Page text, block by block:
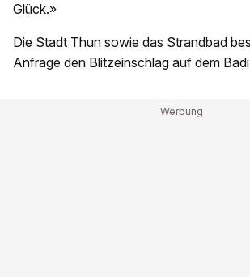
Glück.»
Die Stadt Thun sowie das Strandbad
Anfrage den Blitzeinschlag auf dem